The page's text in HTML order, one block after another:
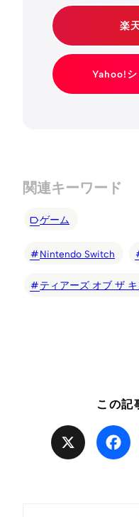
楽
Yahoo!
関連キーワード
ゲーム
Nintendo Switch
ティアーズ オブ ザ
この記